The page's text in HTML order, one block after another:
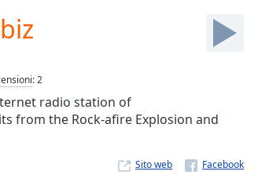
:2
radio station of
from the Rock-afire Explosion and
Sito web